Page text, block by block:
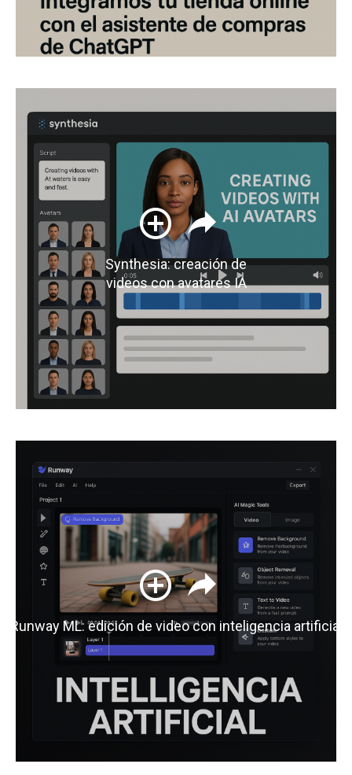
Synthesia: creación de
videos con avatares IA
Runway ML: edición de video con inteligencia artificial